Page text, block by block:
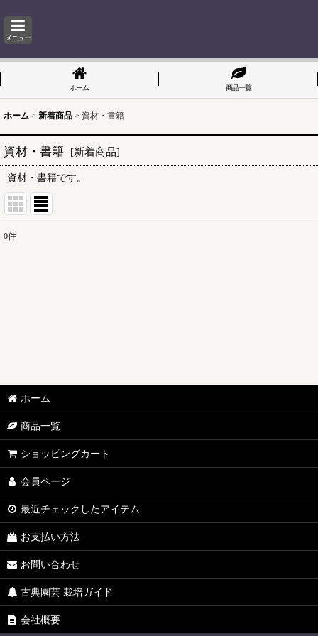
メニュー
ホーム 商品一覧
ホーム > 新着商品 > 資材・書籍
資材・書籍 [新着商品]
資材・書籍です。
0件
ホーム
商品一覧
ショッピングカート
会員ページ
最近チェックしたアイテム
お支払い方法
お問い合わせ
古典園芸 栽培ガイド
会社概要